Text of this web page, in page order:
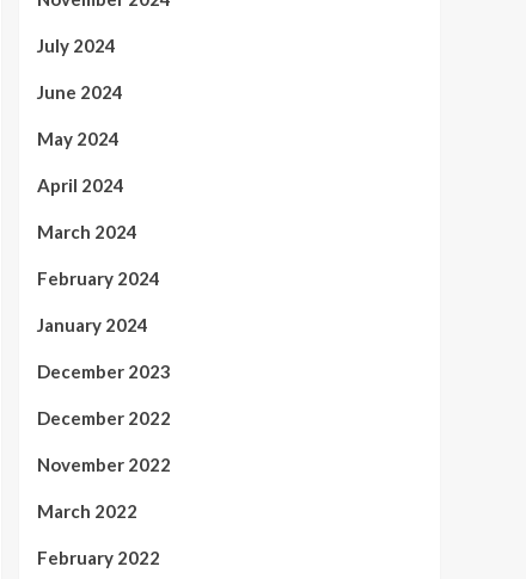
July 2024
June 2024
May 2024
April 2024
March 2024
February 2024
January 2024
December 2023
December 2022
November 2022
March 2022
February 2022